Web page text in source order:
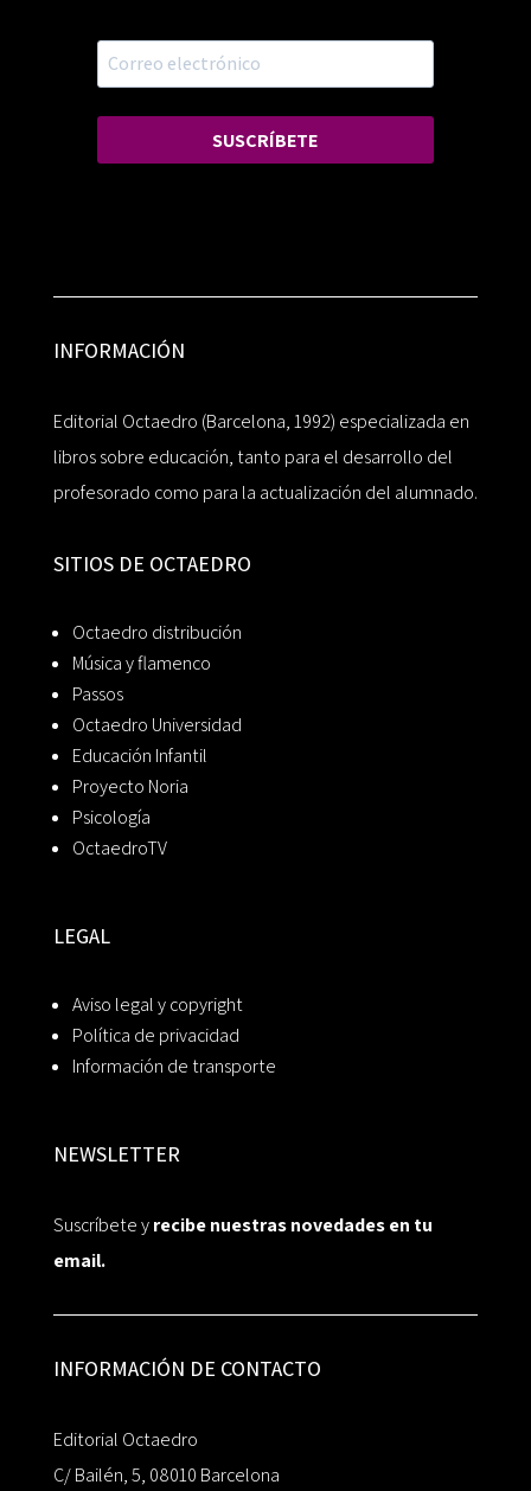
SUSCRÍBETE
INFORMACIÓN
Editorial Octaedro (Barcelona, 1992) especializada en
libros sobre educación, tanto para el desarrollo del
profesorado como para la actualización del alumnado.
SITIOS DE OCTAEDRO
Octaedro distribución
Música y flamenco
Passos
Octaedro Universidad
Educación Infantil
Proyecto Noria
Psicología
OctaedroTV
LEGAL
Aviso legal y copyright
Política de privacidad
Información de transporte
NEWSLETTER
Suscríbete yrecibe nuestras novedades en tu
email.
INFORMACIÓN DE CONTACTO
Editorial Octaedro
C/ Bailén, 5, 08010 Barcelona